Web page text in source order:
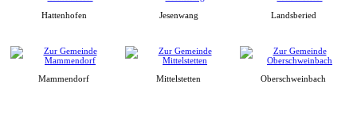
Hattenhofen Jesenwang Landsberied
Mammendorf Mittelstetten Oberschweinbach